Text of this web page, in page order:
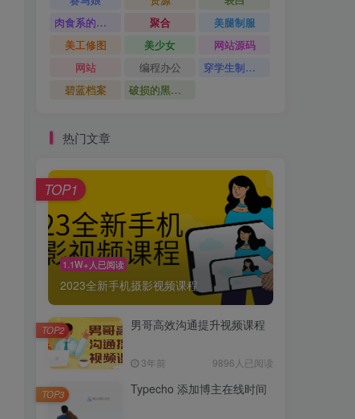
肉食系的金发少女
聚合
美腿制服
美工修图
美少女
网站源码
网站
编程办公
穿学生制服的女孩子
碧蓝档案
破损的黑丝袜
热门文章
1.1W+人已阅读
2023全新手机摄影视频课程
TOP1
男哥高效沟通提升视频课程
3年前 9896人已阅读
TOP2
Typecho 添加博主在线时间
TOP3